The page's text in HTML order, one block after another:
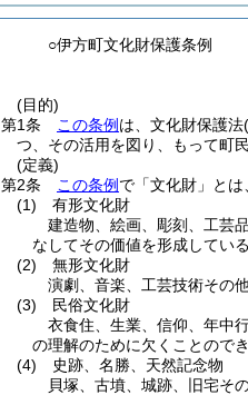
○伊方町文化財保護条例
(目的)
第1条
この条例 は、文化財保護法
つ、その活用を図り、もって町
(定義)
第2条
この条例 で「文化財」とは
(1)
有形文化財
建造物、絵画、彫刻、工芸
なしてその価値を形成してい
(2)
無形文化財
演劇、音楽、工芸技術その
(3)
民俗文化財
衣食住、生業、信仰、年中
の理解のために欠くことので
(4)
史跡、名勝、天然記念物
貝塚、古墳、城跡、旧宅そ